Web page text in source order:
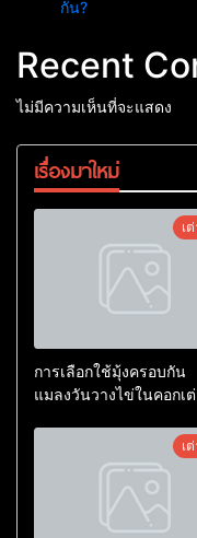
กัน?
Recent
ไม่มีความเห็นที่จะแสดง
เรื่องมาใหม่
เ
การเลือกใช้มุ้งครอบกัน
แมลงวันวางไข่ในคอกเ
เ